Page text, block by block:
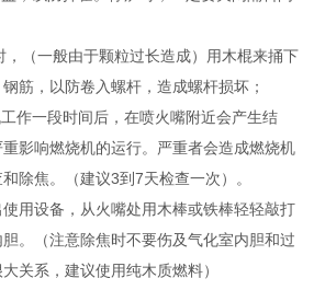
，（一般由于颗粒过长造成）用木棍来捅下
筋，以防卷入螺杆，造成螺杆损坏；
作一段时间后，在喷火嘴附近会产生结
影响燃烧机的运行。严重者会造成燃烧机
除焦。（建议3到7天检查一次）。
用设备，从火嘴处用木棒或铁棒轻轻敲打
。（注意除焦时不要伤及气化室内胆和过
关系，建议使用纯木质燃料）